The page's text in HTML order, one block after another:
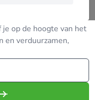
op de hoogte van het
en verduurzamen,